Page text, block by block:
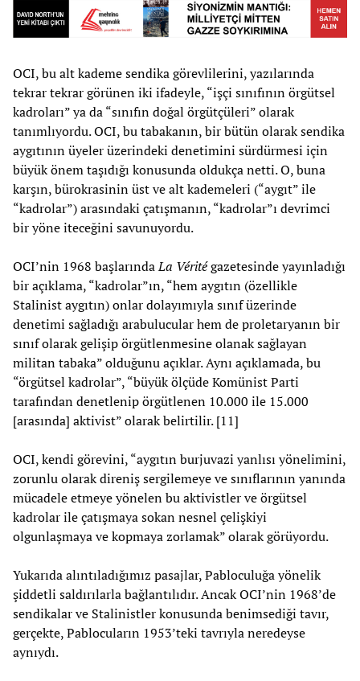
OCI, bu alt kademe sendika görevlilerini, yazılarında
tekrar tekrar görünen iki ifadeyle, “işçi sınıfının örgütsel
kadroları” ya da “sınıfın doğal örgütçüleri” olarak
tanımlıyordu. OCI, bu tabakanın, bir bütün olarak sendika
aygıtının üyeler üzerindeki denetimini sürdürmesi için
büyük önem taşıdığı konusunda oldukça netti. O, buna
karşın, bürokrasinin üst ve alt kademeleri (“aygıt” ile
“kadrolar”) arasındaki çatışmanın, “kadrolar”ı devrimci
bir yöne iteceğini savunuyordu.
OCI’nin 1968 başlarındaLa Véritégazetesinde yayınladığı
bir açıklama, “kadrolar”ın, “hem aygıtın (özellikle
Stalinist aygıtın) onlar dolayımıyla sınıf üzerinde
denetimi sağladığı arabulucular hem de proletaryanın bir
sınıf olarak gelişip örgütlenmesine olanak sağlayan
militan tabaka” olduğunu açıklar. Aynı açıklamada, bu
“örgütsel kadrolar”, “büyük ölçüde Komünist Parti
tarafından denetlenip örgütlenen 10.000 ile 15.000
[arasında] aktivist” olarak belirtilir. [11]
OCI, kendi görevini, “aygıtın burjuvazi yanlısı yönelimini,
zorunlu olarak direniş sergilemeye ve sınıflarının yanında
mücadele etmeye yönelen bu aktivistler ve örgütsel
kadrolar ile çatışmaya sokan nesnel çelişkiyi
olgunlaşmaya ve kopmaya zorlamak” olarak görüyordu.
Yukarıda alıntıladığımız pasajlar, Pabloculuğa yönelik
şiddetli saldırılarla bağlantılıdır. Ancak OCI’nin 1968’de
sendikalar ve Stalinistler konusunda benimsediği tavır,
gerçekte, Pablocuların 1953’teki tavrıyla neredeyse
aynıydı.